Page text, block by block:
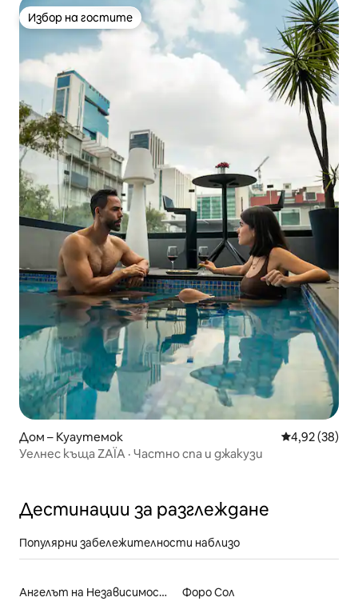
Избор на гостите
Избор на гостите
Дом – Куаутемок Средна
4,92 (38)
Уелнес къща ZAÏA · Частно спа и джакузи
Дестинации за разглеждане
Популярни забележителности наблизо
Ангелът на Независимостта Форо Сол